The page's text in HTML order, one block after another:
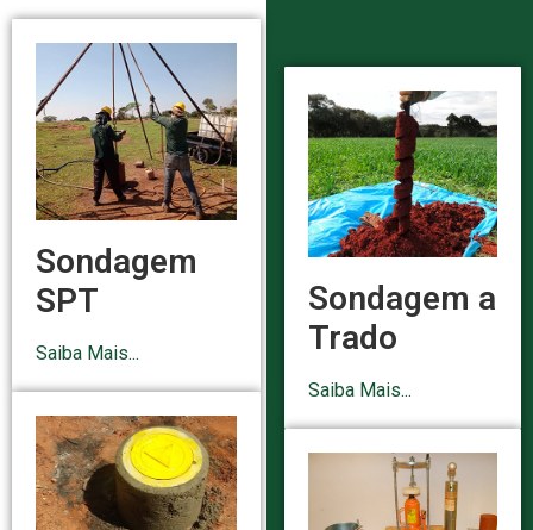
Sondagem
SPT
Saiba Mais...
Sondagem a
Trado
Saiba Mais...